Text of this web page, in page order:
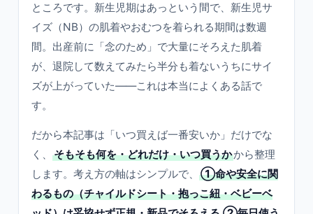
ところです。新生児期はあっという間で、新生児サ
イズ（NB）の肌着やおむつを着られる期間は数週
間。出産前に「念のため」で大量にそろえた肌着
が、退院して数えてみたら半分も着ないうちにサイ
ズが上がっていた——これは本当によくある話で
す。
だから本記事は「いつ買えば一番安いか」だけでな
く、
そもそも何を・どれだけ・いつ買うかから整理
します。考え方の軸はシンプルで、
①命や安全に関
わるもの（チャイルドシート・抱っこ紐・ベビーベ